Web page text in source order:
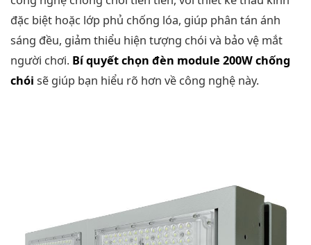
đặc biệt hoặc lớp phủ chống lóa, giúp phân tán ánh
sáng đều, giảm thiểu hiện tượng chói và bảo vệ mắt
người chơi. Bí quyết chọn đèn module 200W chống
chói sẽ giúp bạn hiểu rõ hơn về công nghệ này.